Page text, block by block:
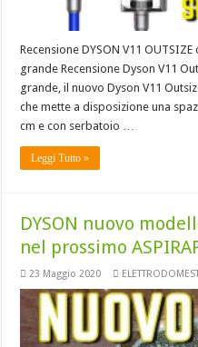
Recensione DYSON V11 OUTSIZE
grande Recensione Dyson V11
grande, il nuovo Dyson V11
che mette a disposizione una
cm e con serbatoio …
Leggi Tutto »
DYSON nuovo
nel prossimo
23 Maggio 2020